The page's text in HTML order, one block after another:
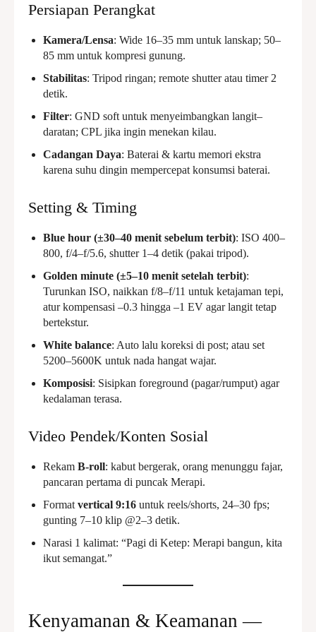
Persiapan Perangkat
Kamera/Lensa: Wide 16–35 mm untuk lanskap; 50–
85 mm untuk kompresi gunung.
Stabilitas: Tripod ringan; remote shutter atau timer 2
detik.
Filter: GND soft untuk menyeimbangkan langit–
daratan; CPL jika ingin menekan kilau.
Cadangan Daya: Baterai & kartu memori ekstra
karena suhu dingin mempercepat konsumsi baterai.
Setting & Timing
Blue hour (±30–40 menit sebelum terbit): ISO 400–
800, f/4–f/5.6, shutter 1–4 detik (pakai tripod).
Golden minute (±5–10 menit setelah terbit):
Turunkan ISO, naikkan f/8–f/11 untuk ketajaman tepi,
atur kompensasi –0.3 hingga –1 EV agar langit tetap
bertekstur.
White balance: Auto lalu koreksi di post; atau set
5200–5600K untuk nada hangat wajar.
Komposisi: Sisipkan foreground (pagar/rumput) agar
kedalaman terasa.
Video Pendek/Konten Sosial
Rekam B-roll: kabut bergerak, orang menunggu fajar,
pancaran pertama di puncak Merapi.
Format vertical 9:16 untuk reels/shorts, 24–30 fps;
gunting 7–10 klip @2–3 detik.
Narasi 1 kalimat: “Pagi di Ketep: Merapi bangun, kita
ikut semangat.”
Kenyamanan & Keamanan —